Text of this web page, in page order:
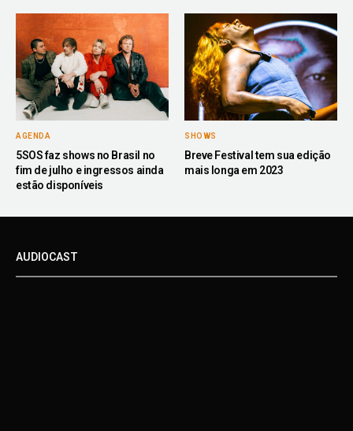
AGENDA
5SOS faz shows no Brasil no
fim de julho e ingressos ainda
estão disponíveis
SHOWS
Breve Festival tem sua edição
mais longa em 2023
AUDIOCAST